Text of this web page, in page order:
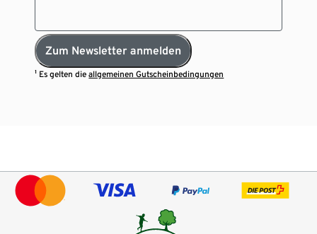
Zum Newsletter anmelden
¹ Es gelten dieallgemeinen Gutscheinbedingungen